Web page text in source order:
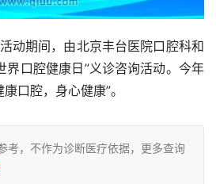
动期间，由北京丰台医院口腔科和
界口腔健康日”义诊咨询活动。今年
口腔，身心健康”。
考，不作为诊断医疗依据，更多查询